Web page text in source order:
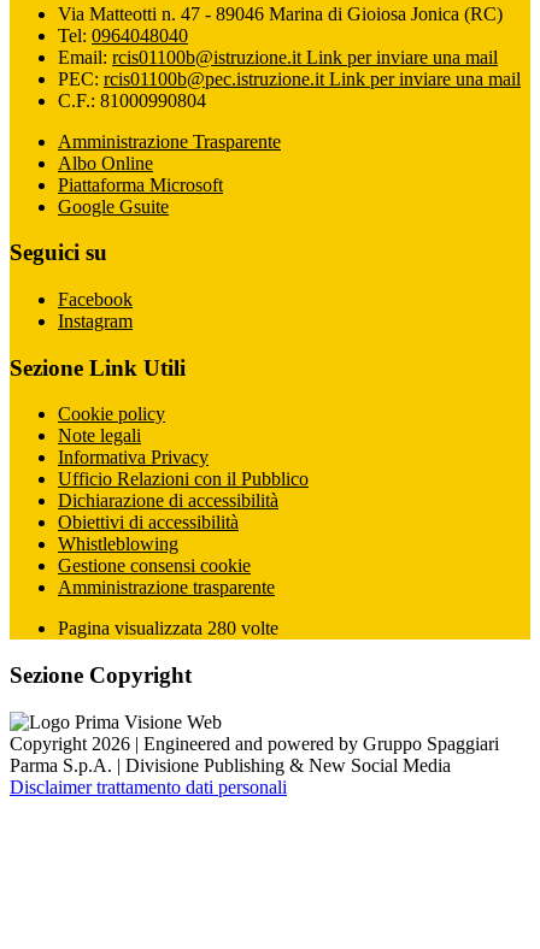
Via Matteotti n. 47 - 89046 Marina di Gioiosa Jonica (RC)
Tel: 0964048040
Email: rcis01100b@istruzione.it Link per inviare una mail
PEC: rcis01100b@pec.istruzione.it Link per inviare una mail
C.F.: 81000990804
Amministrazione Trasparente
Albo Online
Piattaforma Microsoft
Google Gsuite
Seguici su
Facebook
Instagram
Sezione Link Utili
Cookie policy
Note legali
Informativa Privacy
Ufficio Relazioni con il Pubblico
Dichiarazione di accessibilità
Obiettivi di accessibilità
Whistleblowing
Gestione consensi cookie
Amministrazione trasparente
Pagina visualizzata 280 volte
Sezione Copyright
Copyright 2026 | Engineered and powered by Gruppo Spaggiari
Parma S.p.A. | Divisione Publishing & New Social Media
Disclaimer trattamento dati personali